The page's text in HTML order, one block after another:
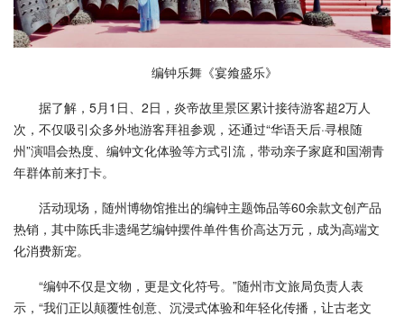
编钟乐舞《宴飨盛乐》
据了解，5月1日、2日，炎帝故里景区累计接待游客超2万人
次，不仅吸引众多外地游客拜祖参观，还通过“华语天后·寻根随
州”演唱会热度、编钟文化体验等方式引流，带动亲子家庭和国潮青
年群体前来打卡。
活动现场，随州博物馆推出的编钟主题饰品等60余款文创产品
热销，其中陈氏非遗绳艺编钟摆件单件售价高达万元，成为高端文
化消费新宠。
“编钟不仅是文物，更是文化符号。”随州市文旅局负责人表
示，“我们正以颠覆性创意、沉浸式体验和年轻化传播，让古老文